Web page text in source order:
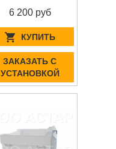
6 200 руб
КУПИТЬ
ЗАКАЗАТЬ С
УСТАНОВКОЙ